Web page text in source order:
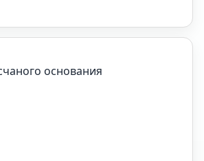
основания